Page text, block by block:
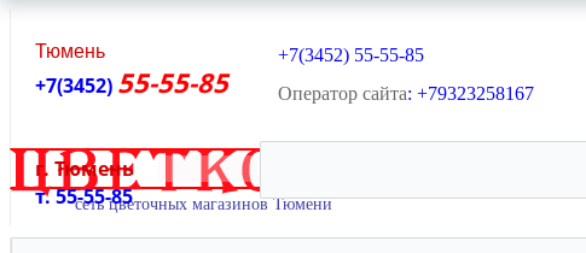
Тюмень
+7(3452) 55-55-85
+7(3452) 55-55-85
Оператор сайта: +79323258167
г. Тюмень
т. 55-55-85